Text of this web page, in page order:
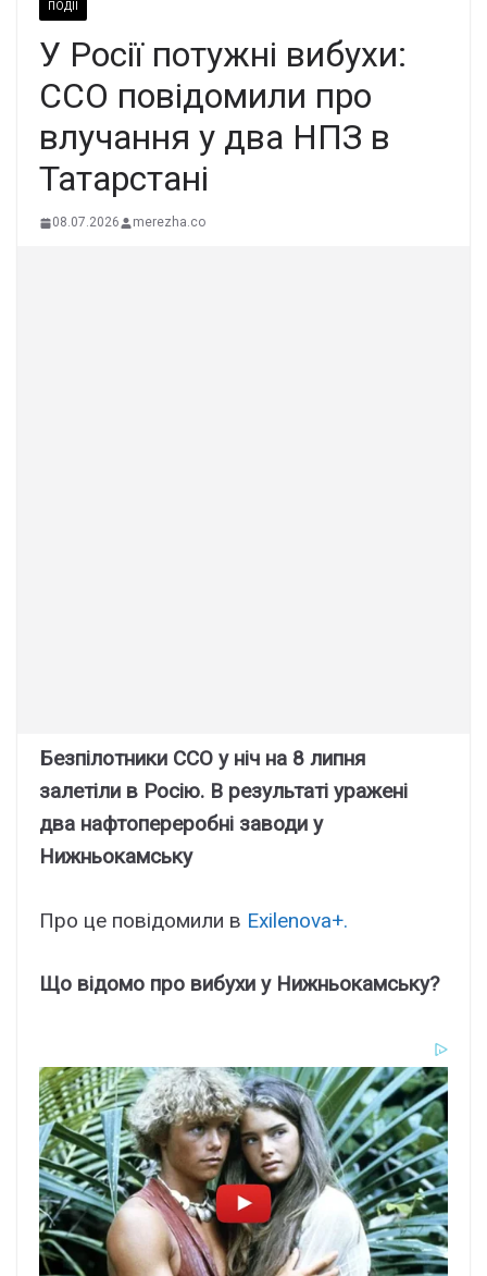
ПОДІЇ
У Росії потужні вибухи:
ССО повідомили про
влучання у два НПЗ в
Татарстані
08.07.2026 merezha.co
Безпілотники ССО у ніч на 8 липня
залетіли в Росію. В результаті уражені
два нафтопереробні заводи у
Нижньокамську
Про це повідомили в Exilenova+.
Що відомо про вибухи у Нижньокамську?